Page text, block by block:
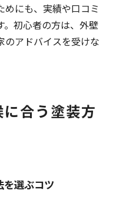
めにも、実績や口コミ
。初心者の方は、外壁
のアドバイスを受けな
合う塗装方
を選ぶコツ